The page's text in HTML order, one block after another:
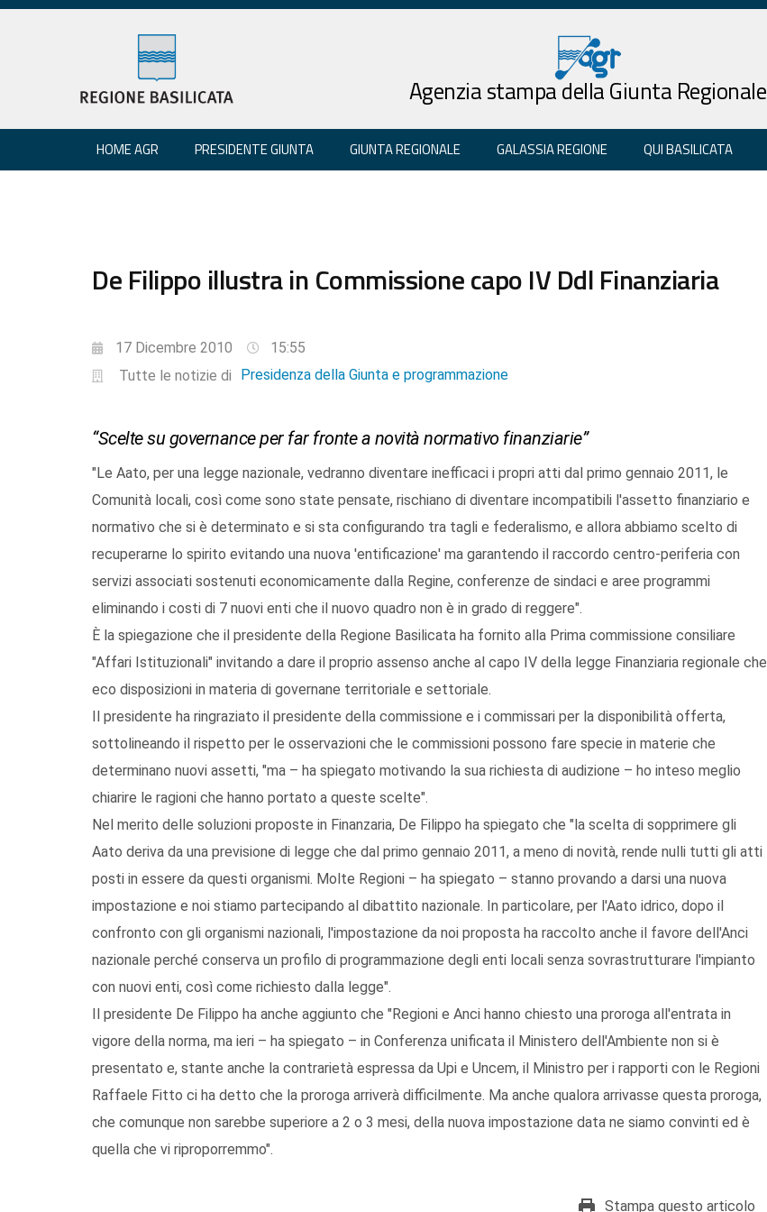
Agenzia stampa della Giunta Regionale
HOME AGR PRESIDENTE GIUNTA GIUNTA REGIONALE GALASSIA REGIONE QUI BASILICATA
De Filippo illustra in Commissione capo IV Ddl Finanziaria
17 Dicembre 2010
15:55
Tutte le notizie di
Presidenza della Giunta e programmazione
“Scelte su governance per far fronte a novità normativo finanziarie”
"Le Aato, per una legge nazionale, vedranno diventare inefficaci i propri atti dal primo gennaio 2011, le
Comunità locali, così come sono state pensate, rischiano di diventare incompatibili l'assetto finanziario e
normativo che si è determinato e si sta configurando tra tagli e federalismo, e allora abbiamo scelto di
recuperarne lo spirito evitando una nuova 'entificazione' ma garantendo il raccordo centro-periferia con
servizi associati sostenuti economicamente dalla Regine, conferenze de sindaci e aree programmi
eliminando i costi di 7 nuovi enti che il nuovo quadro non è in grado di reggere".
È la spiegazione che il presidente della Regione Basilicata ha fornito alla Prima commissione consiliare
"Affari Istituzionali" invitando a dare il proprio assenso anche al capo IV della legge Finanziaria regionale che
eco disposizioni in materia di governane territoriale e settoriale.
Il presidente ha ringraziato il presidente della commissione e i commissari per la disponibilità offerta,
sottolineando il rispetto per le osservazioni che le commissioni possono fare specie in materie che
determinano nuovi assetti, "ma – ha spiegato motivando la sua richiesta di audizione – ho inteso meglio
chiarire le ragioni che hanno portato a queste scelte".
Nel merito delle soluzioni proposte in Finanzaria, De Filippo ha spiegato che "la scelta di sopprimere gli
Aato deriva da una previsione di legge che dal primo gennaio 2011, a meno di novità, rende nulli tutti gli atti
posti in essere da questi organismi. Molte Regioni – ha spiegato – stanno provando a darsi una nuova
impostazione e noi stiamo partecipando al dibattito nazionale. In particolare, per l'Aato idrico, dopo il
confronto con gli organismi nazionali, l'impostazione da noi proposta ha raccolto anche il favore dell'Anci
nazionale perché conserva un profilo di programmazione degli enti locali senza sovrastrutturare l'impianto
con nuovi enti, così come richiesto dalla legge".
Il presidente De Filippo ha anche aggiunto che "Regioni e Anci hanno chiesto una proroga all'entrata in
vigore della norma, ma ieri – ha spiegato – in Conferenza unificata il Ministero dell'Ambiente non si è
presentato e, stante anche la contrarietà espressa da Upi e Uncem, il Ministro per i rapporti con le Regioni
Raffaele Fitto ci ha detto che la proroga arriverà difficilmente. Ma anche qualora arrivasse questa proroga,
che comunque non sarebbe superiore a 2 o 3 mesi, della nuova impostazione data ne siamo convinti ed è
quella che vi riproporremmo".
Stampa questo articolo